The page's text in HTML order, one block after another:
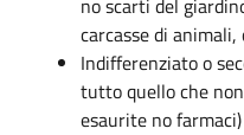
carcasse di animali,
Indifferenziato o
tutto quello che
esaurite no farmaci)